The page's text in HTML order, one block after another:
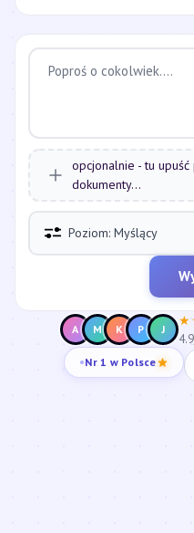
opcjonalnie - tu upuść
dokumenty...
Poziom: Myślący
A M K P J
Nr 1 w Polsce